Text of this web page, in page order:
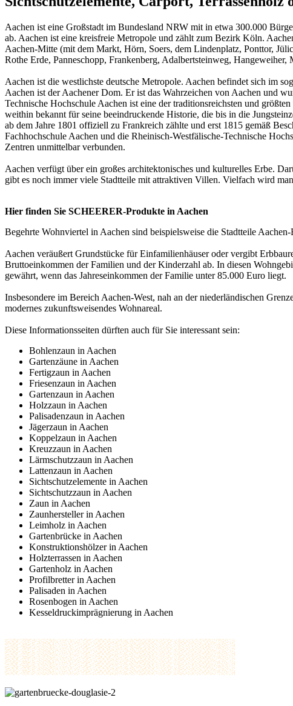
Aachen ist eine Großstadt im Bundesland NRW mit in etwa 300.000
ab. Aachen ist eine kreisfreie Metropole und zählt zum Bezirk Köln.
Aachen-Mitte (mit dem Markt, Hörn, Soers, dem Lindenplatz, Ponttor,
Rothe Erde, Panneschopp, Frankenberg, Adalbertsteinweg,
Aachen ist die westlichste deutsche Metropole. Aachen befindet sich im
Aachen ist der Aachener Dom. Er ist das Wahrzeichen von Aachen und
Technische Hochschule Aachen ist eine der traditionsreichsten und
weithin bekannt für seine beeindruckende Historie, die bis in die
ab dem Jahre 1801 offiziell zu Frankreich zählte und erst 1815 gemäß
Fachhochschule Aachen und die Rheinisch-Westfälische-Technische
Zentren unmittelbar verbunden.
Aachen verfügt über ein großes architektonisches und kulturelles Erbe.
gibt es noch immer viele Stadtteile mit attraktiven Villen. Vielfach wird
Hier finden Sie SCHEERER-Produkte in Aachen
Begehrte Wohnviertel in Aachen sind beispielsweise die Stadtteile
Aachen veräußert Grundstücke für Einfamilienhäuser oder vergibt
Bruttoeinkommen der Familien und der Kinderzahl ab. In diesen
gewährt, wenn das Jahreseinkommen der Familie unter 85.000 Euro liegt.
Insbesondere im Bereich Aachen-West, nah an der niederländischen
modernes zukunftsweisendes Wohnareal.
Diese Informationsseiten dürften auch für Sie interessant sein:
Bohlenzaun in Aachen
Gartenzäune in Aachen
Fertigzaun in Aachen
Friesenzaun in Aachen
Gartenzaun in Aachen
Holzzaun in Aachen
Palisadenzaun in Aachen
Jägerzaun in Aachen
Koppelzaun in Aachen
Kreuzzaun in Aachen
Lärmschutzzaun in Aachen
Lattenzaun in Aachen
Sichtschutzelemente in Aachen
Sichtschutzzaun in Aachen
Zaun in Aachen
Zaunhersteller in Aachen
Leimholz in Aachen
Gartenbrücke in Aachen
Konstruktionshölzer in Aachen
Holzterrassen in Aachen
Gartenholz in Aachen
Profilbretter in Aachen
Palisaden in Aachen
Rosenbogen in Aachen
Kesseldruckimprägnierung in Aachen